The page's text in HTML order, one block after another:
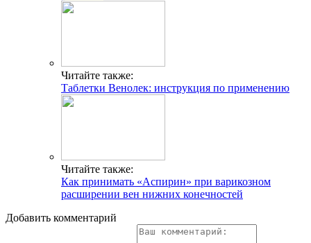
Читайте также:
Таблетки Венолек: инструкция по применению
Читайте также:
Как принимать «Аспирин» при варикозном
расширении вен нижних конечностей
Добавить комментарий